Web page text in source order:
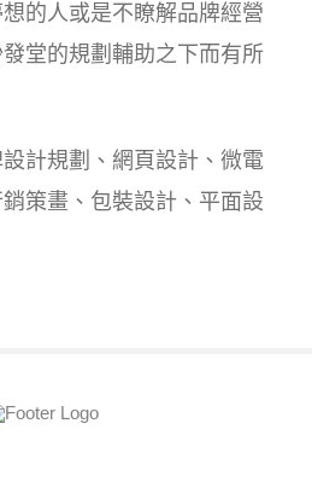
的人或是不瞭解品牌經營
堂的規劃輔助之下而有所
設計規劃、網頁設計、微電
策畫、包裝設計、平面設